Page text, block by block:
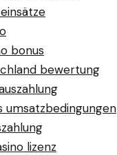
bonus
bewertung
umsatzbedingungen
lizenz